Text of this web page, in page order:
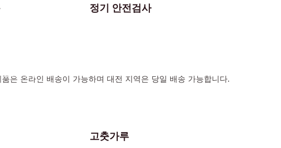
정기 안전검사
은 온라인 배송이 가능하며 대전 지역은 당일 배송 가능합니다.
습니다
고춧가루